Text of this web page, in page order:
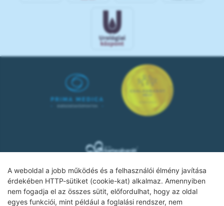
A weboldal a jobb működés és a felhasználói élmény javítása
érdekében HTTP-sütiket (cookie-kat) alkalmaz. Amennyiben
nem fogadja el az összes sütit, előfordulhat, hogy az oldal
egyes funkciói, mint például a foglalási rendszer, nem
Adatkezelési tájékoztató